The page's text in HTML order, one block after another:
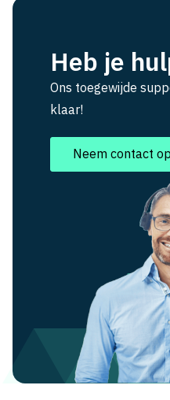
Heb je
Ons toegewijde
klaar!
Neem contact op